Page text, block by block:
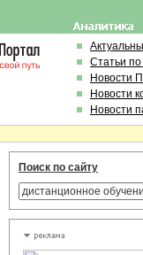
Статьи
Новости
Новости
Новости
Поиск по сайту